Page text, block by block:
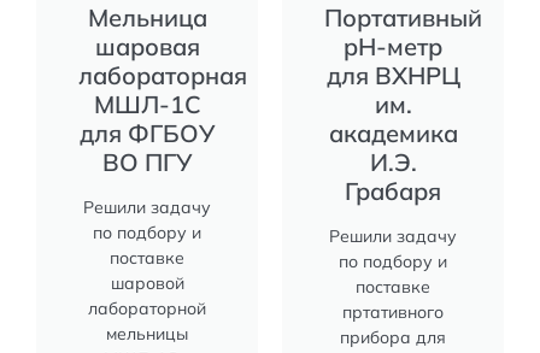
Мельница
шаровая
лабораторная
МШЛ-1С
для ФГБОУ
ВО ПГУ
Решили задачу
по подбору и
поставке
шаровой
лабораторной
мельницы
Портативный
pH-метр
для ВХНРЦ
им.
академика
И.Э.
Грабаря
Решили задачу
по подбору и
поставке
пртативного
прибора для